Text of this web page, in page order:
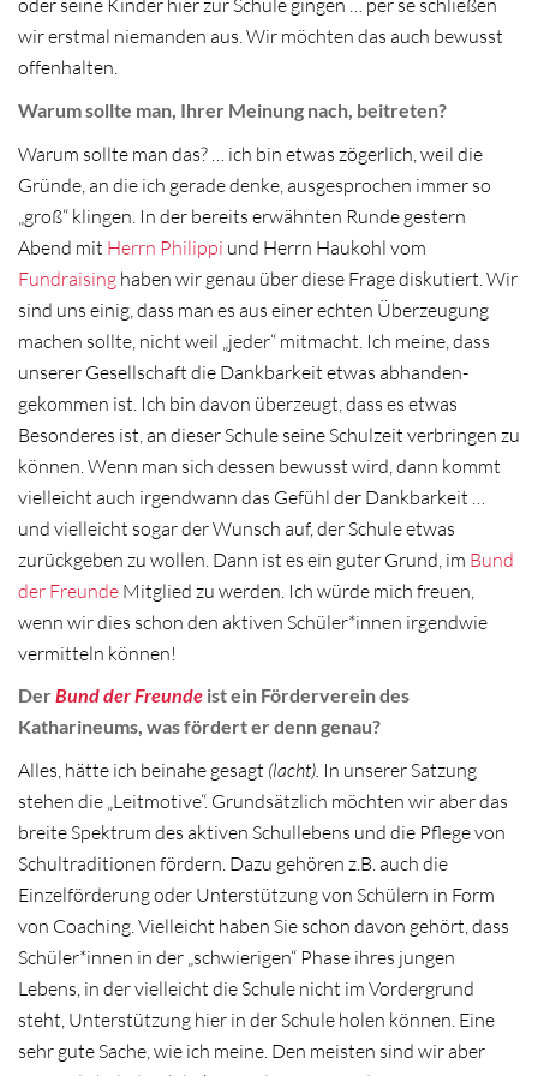
oder seine Kinder hier zur Schule gingen … per se schließen
wir erstmal niemanden aus. Wir möchten das auch bewusst
offenhalten.
Warum sollte man, Ihrer Meinung nach, beitreten?
Warum sollte man das? … ich bin etwas zögerlich, weil die
Gründe, an die ich gerade denke, ausgesprochen immer so
„groß“ klingen. In der bereits erwähnten Runde gestern
Abend mit Herrn Philippi und Herrn Haukohl vom
Fundraising haben wir genau über diese Frage diskutiert. Wir
sind uns einig, dass man es aus einer echten Überzeugung
machen sollte, nicht weil „jeder“ mitmacht. Ich meine, dass
unserer Gesellschaft die Dankbarkeit etwas abhanden-
gekommen ist. Ich bin davon überzeugt, dass es etwas
Besonderes ist, an dieser Schule seine Schulzeit verbringen zu
können. Wenn man sich dessen bewusst wird, dann kommt
vielleicht auch irgendwann das Gefühl der Dankbarkeit …
und vielleicht sogar der Wunsch auf, der Schule etwas
zurückgeben zu wollen. Dann ist es ein guter Grund, im Bund
der Freunde Mitglied zu werden. Ich würde mich freuen,
wenn wir dies schon den aktiven Schüler*innen irgendwie
vermitteln können!
DerBund der Freunde ist ein Förderverein des
Katharineums, was fördert er denn genau?
Alles, hätte ich beinahe gesagt (lacht). In unserer Satzung
stehen die „Leitmotive“. Grundsätzlich möchten wir aber das
breite Spektrum des aktiven Schullebens und die Pflege von
Schultraditionen fördern. Dazu gehören z.B. auch die
Einzelförderung oder Unterstützung von Schülern in Form
von Coaching. Vielleicht haben Sie schon davon gehört, dass
Schüler*innen in der „schwierigen“ Phase ihres jungen
Lebens, in der vielleicht die Schule nicht im Vordergrund
steht, Unterstützung hier in der Schule holen können. Eine
sehr gute Sache, wie ich meine. Den meisten sind wir aber